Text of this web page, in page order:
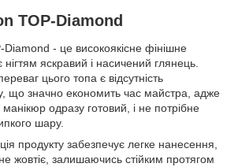
TOP-Diamond
- це високоякісне фінішне
яскравий і насичений глянець.
цього топа є відсутність
що значно економить час майстра, адже
манікюр одразу готовий, і не потрібне
шару.
продукту забезпечує легке нанесення,
не жовтіє, залишаючись стійким протягом